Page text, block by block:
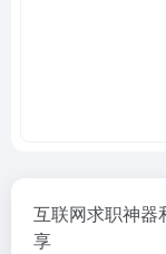
互联网求职神器
享